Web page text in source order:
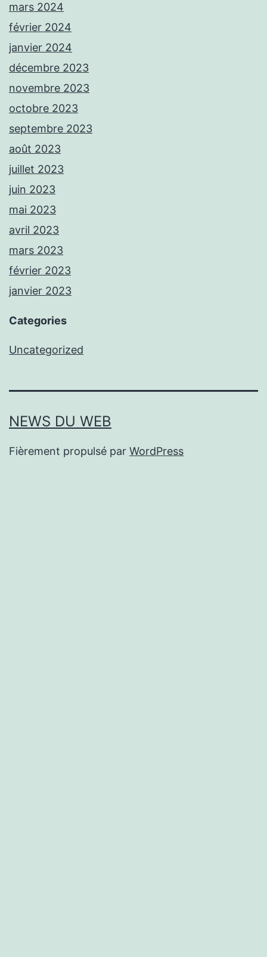
mars 2024
février 2024
janvier 2024
décembre 2023
novembre 2023
octobre 2023
septembre 2023
août 2023
juillet 2023
juin 2023
mai 2023
avril 2023
mars 2023
février 2023
janvier 2023
Categories
Uncategorized
NEWS DU WEB
Fièrement propulsé par WordPress